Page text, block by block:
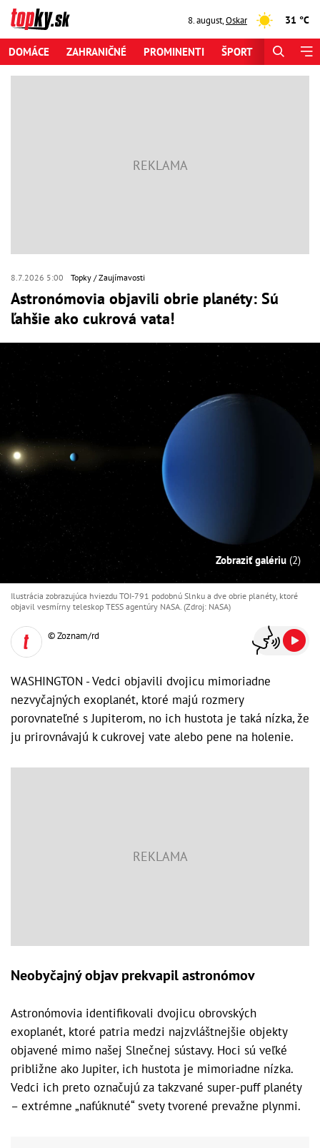
8. august,Oskar 31 °C
DOMÁCE ZAHRANIČNÉ PROMINENTI ŠPORT
8.7.2026 5:00 Topky Zaujímavosti
Astronómovia objavili obrie planéty: Sú
ľahšie ako cukrová vata!
Zobraziť galériu (2)
Ilustrácia zobrazujúca hviezdu TOI-791 podobnú Slnku a dve obrie planéty, ktoré
objavil vesmírny teleskop TESS agentúry NASA. (Zdroj: NASA)
© Zoznam/rd
WASHINGTON - Vedci objavili dvojicu mimoriadne
nezvyčajných exoplanét, ktoré majú rozmery
porovnateľné s Jupiterom, no ich hustota je taká nízka, že
ju prirovnávajú k cukrovej vate alebo pene na holenie.
Neobyčajný objav prekvapil astronómov
Astronómovia identifikovali dvojicu obrovských
exoplanét, ktoré patria medzi najzvláštnejšie objekty
objavené mimo našej Slnečnej sústavy. Hoci sú veľké
približne ako Jupiter, ich hustota je mimoriadne nízka.
Vedci ich preto označujú za takzvané super-puff planéty
– extrémne „nafúknuté“ svety tvorené prevažne plynmi.